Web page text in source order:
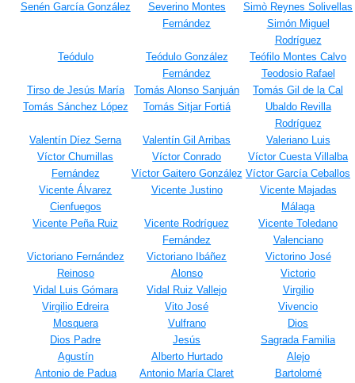
Senén García González
Severino Montes
Fernández
Simò Reynes Solivellas
Simón Miguel
Rodríguez
Teódulo
Teódulo González
Fernández
Teófilo Montes Calvo
Teodosio Rafael
Tirso de Jesús María
Tomás Alonso Sanjuán
Tomás Gil de la Cal
Tomás Sánchez López
Tomás Sitjar Fortiá
Ubaldo Revilla
Rodríguez
Valentín Díez Serna
Valentín Gil Arribas
Valeriano Luis
Víctor Chumillas
Fernández
Víctor Conrado
Víctor Cuesta Villalba
Víctor Gaitero González Víctor García Ceballos
Vicente Álvarez
Cienfuegos
Vicente Justino
Vicente Majadas
Málaga
Vicente Peña Ruiz
Vicente Rodríguez
Fernández
Vicente Toledano
Valenciano
Victoriano Fernández
Reinoso
Victoriano Ibáñez
Alonso
Victorino José
Victorio
Vidal Luis Gómara
Vidal Ruiz Vallejo
Virgilio
Virgilio Edreira
Mosquera
Vito José
Vivencio
Vulfrano
Dios
Dios Padre
Jesús
Sagrada Familia
Agustín
Alberto Hurtado
Alejo
Antonio de Padua
Antonio María Claret
Bartolomé